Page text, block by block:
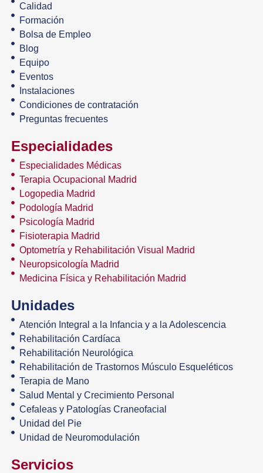
Calidad
Formación
Bolsa de Empleo
Blog
Equipo
Eventos
Instalaciones
Condiciones de contratación
Preguntas frecuentes
Especialidades
Especialidades Médicas
Terapia Ocupacional Madrid
Logopedia Madrid
Podología Madrid
Psicología Madrid
Fisioterapia Madrid
Optometría y Rehabilitación Visual Madrid
Neuropsicología Madrid
Medicina Física y Rehabilitación Madrid
Unidades
Atención Integral a la Infancia y a la Adolescencia
Rehabilitación Cardíaca
Rehabilitación Neurológica
Rehabilitación de Trastornos Músculo Esqueléticos
Terapia de Mano
Salud Mental y Crecimiento Personal
Cefaleas y Patologías Craneofacial
Unidad del Pie
Unidad de Neuromodulación
Servicios